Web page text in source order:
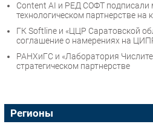
Content AI и РЕД СОФТ
технологическом партнерстве
ГК Softline и «ЦЦР Саратовской
соглашение о намерениях на
РАНХиГС и «Лаборатория
стратегическом партнерстве
Регионы